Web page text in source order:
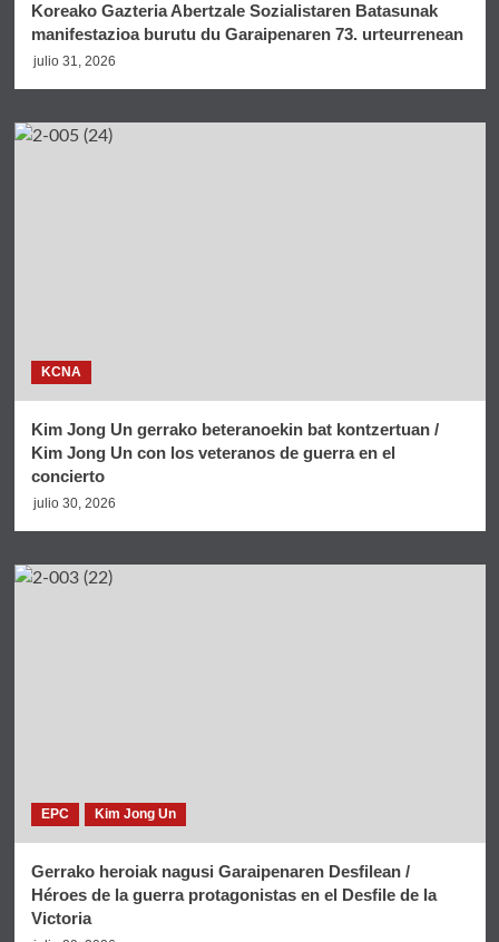
Koreako Gazteria Abertzale Sozialistaren Batasunak
manifestazioa burutu du Garaipenaren 73. urteurrenean
julio 31, 2026
KCNA
Kim Jong Un gerrako beteranoekin bat kontzertuan /
Kim Jong Un con los veteranos de guerra en el
concierto
julio 30, 2026
EPC Kim Jong Un
Gerrako heroiak nagusi Garaipenaren Desfilean /
Héroes de la guerra protagonistas en el Desfile de la
Victoria